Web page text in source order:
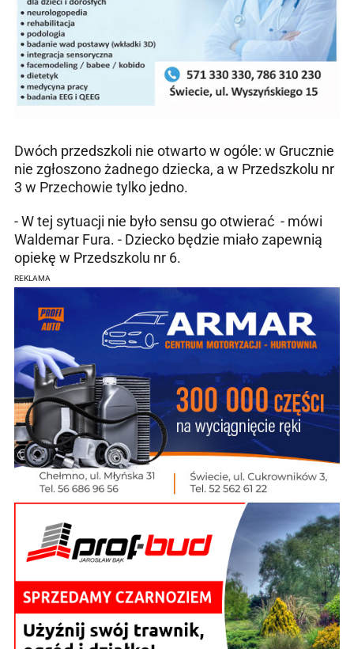
Dwóch przedszkoli nie otwarto w ogóle: w Grucznie
nie zgłoszono żadnego dziecka, a w Przedszkolu nr
3 w Przechowie tylko jedno.
- W tej sytuacji nie było sensu go otwierać - mówi
Waldemar Fura. - Dziecko będzie miało zapewnią
opiekę w Przedszkolu nr 6.
REKLAMA